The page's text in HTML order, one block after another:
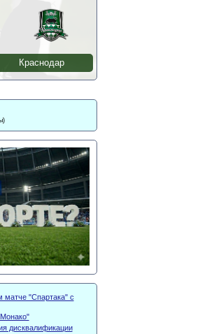
Краснодар
матче "Спартака" с
дисквалификации